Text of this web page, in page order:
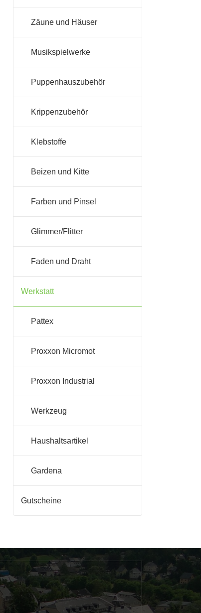
Zäune und Häuser
Musikspielwerke
Puppenhauszubehör
Krippenzubehör
Klebstoffe
Beizen und Kitte
Farben und Pinsel
Glimmer/Flitter
Faden und Draht
Werkstatt
Pattex
Proxxon Micromot
Proxxon Industrial
Werkzeug
Haushaltsartikel
Gardena
Gutscheine